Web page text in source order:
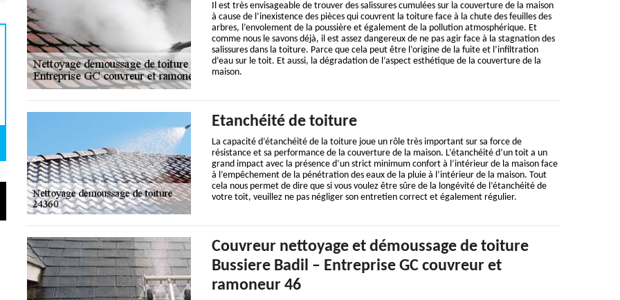
Il est très envisageable de trouver des salissures cumulées sur la couverture de la maison
à cause de l’inexistence des pièces qui couvrent la toiture face à la chute des feuilles des
arbres, l’envolement de la poussière et également de la pollution atmosphérique. Et
comme nous le savons déjà, il est assez dangereux de ne pas agir face à la stagnation des
salissures dans la toiture. Parce que cela peut être l’origine de la fuite et l’infiltration
d’eau sur le toit. Et aussi, la dégradation de l’aspect esthétique de la couverture de la
maison.
Etanchéité de toiture
La capacité d’étanchéité de la toiture joue un rôle très important sur sa force de
résistance et sa performance de la couverture de la maison. L’étanchéité d’un toit a un
grand impact avec la présence d’un strict minimum confort à l’intérieur de la maison face
à l’empêchement de la pénétration des eaux de la pluie à l’intérieur de la maison. Tout
cela nous permet de dire que si vous voulez être sûre de la longévité de l’étanchéité de
votre toit, veuillez ne pas négliger son entretien correct et également régulier.
Couvreur nettoyage et démoussage de toiture
Bussiere Badil – Entreprise GC couvreur et
ramoneur 46